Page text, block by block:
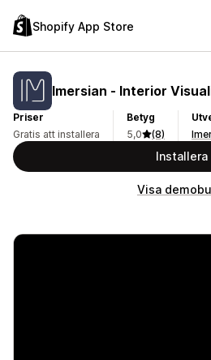
Shopify App Store
Imersian ‑ Interior
Priser
Gratis att installera
Betyg
5,0
(8)
Installera
Visa